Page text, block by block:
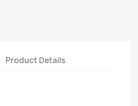
Product Details